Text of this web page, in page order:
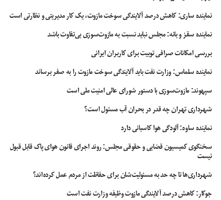
نماینده ساری: کاهش درصد آلایندگی سوخت مازوت، یک کار مدیریتی و نظارتی است
نماینده سقز و بانه: مجلس نباید نسبت به مازوت‌سوزی بی‌تفاوت باشد
بررسی امکانات صرافی توبیت برای کاربران ایرانی
نماینده سلماس: وزارت نفت باید آلایندگی سوخت مازوت را به صفر برساند
سپهوند:‌ مازوت‌سوزی با دستور شورای عالی امنیت ملی است
شهرداری تهران چه قدر در بحران آب مسئول است؟
نماینده ساوه: آلودگی هوا کاسبانی دارد
سخنگوی کمیسیون قضایی و حقوقی مجلس: روند اجرای قانون هوای پاک قابل قبول
نیست
شهرداری‌ها تا چه حد به مسئولیت‌شان برای حفاظت از مردم عمل کرده‌اند؟
جوکار: کاهش درصد آلایندگی مازوت وظیفه وزارت نفت است